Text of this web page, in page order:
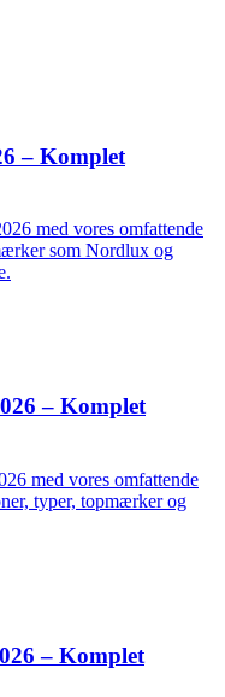
– Komplet
med vores omfattende
som Nordlux og
– Komplet
med vores omfattende
typer, topmærker og
– Komplet